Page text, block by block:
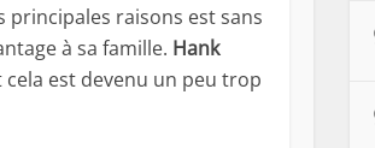
principales raisons est sans
à sa famille. Hank
est devenu un peu trop